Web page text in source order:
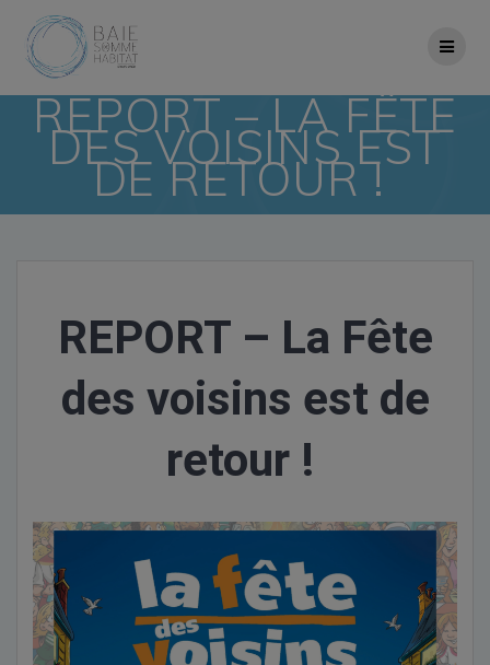
REPORT – LA FÊTE
DES VOISINS EST
DE RETOUR !
REPORT – La Fête
des voisins est de
retour !